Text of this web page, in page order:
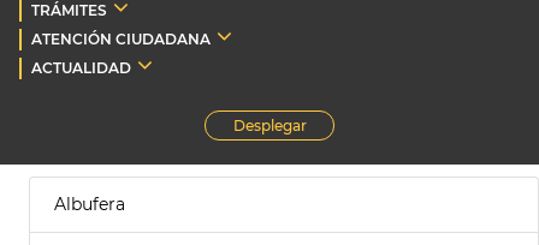
TRÁMITES
ATENCIÓN CIUDADANA
ACTUALIDAD
Desplegar
Albufera